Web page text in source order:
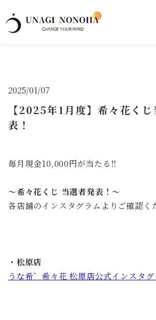
2025/01/07
【2025年1月度】希々花く
表！
毎月現金10,000円が当たる‼️
〜希々花くじ 当選者発表！〜
各店舗のインスタグラムよりご確認く
・松原店
うな希゛希々花 松原店公式インスタグ